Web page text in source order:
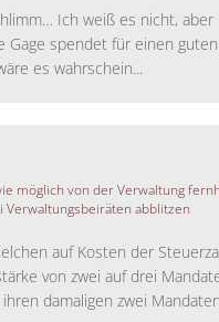
Ich weiß es nicht, aber
Gage spendet für einen
es wahrschein...
möglich von der Verwaltung
Verwaltungsbeiräten abblitzen
auf Kosten der
von zwei auf drei
damaligen zwei